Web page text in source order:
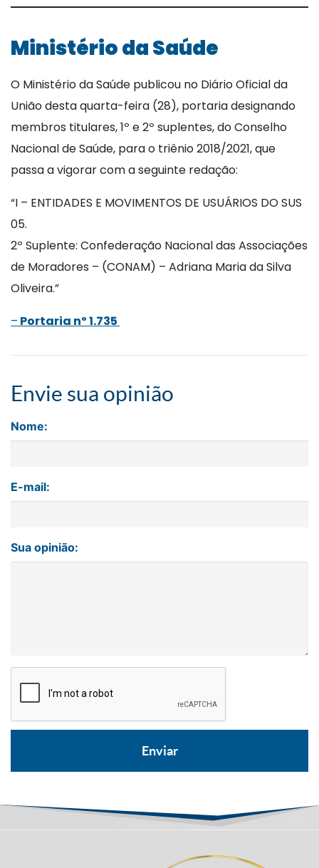
Ministério da Saúde
O Ministério da Saúde publicou no Diário Oficial da
União desta quarta-feira (28), portaria designando
membros titulares, 1º e 2º suplentes, do Conselho
Nacional de Saúde, para o triênio 2018/2021, que
passa a vigorar com a seguinte redação:
“I – ENTIDADES E MOVIMENTOS DE USUÁRIOS DO SUS
05.
2º Suplente: Confederação Nacional das Associações
de Moradores – (CONAM) – Adriana Maria da Silva
Oliveira.”
– Portaria nº 1.735
Envie sua opinião
Nome:
E-mail:
Sua opinião: